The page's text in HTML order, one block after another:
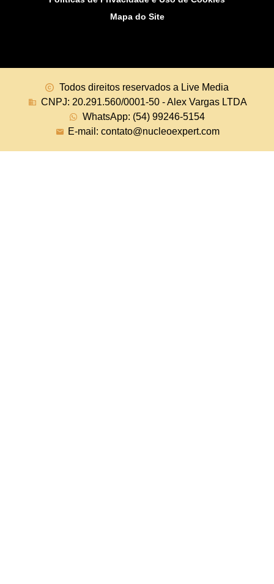
Mapa do Site
Todos direitos reservados a Live Media
CNPJ: 20.291.560/0001-50 - Alex Vargas LTDA
WhatsApp: (54) 99246-5154
E-mail: contato@nucleoexpert.com